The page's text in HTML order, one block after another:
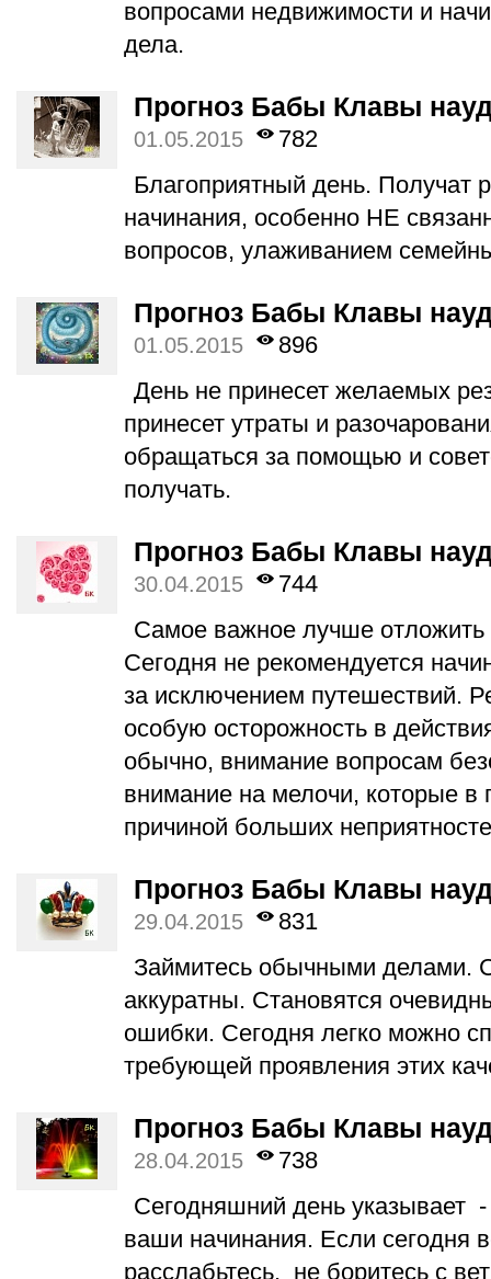
вопросами недвижимости и
дела.
Прогноз Бабы Клавы
01.05.2015
782
Благоприятный день. Получат
начинания, особенно НЕ
вопросов, улаживанием
Прогноз Бабы Клавы
01.05.2015
896
День не принесет желаемых
принесет утраты и
обращаться за помощью и
получать.
Прогноз Бабы Клавы
30.04.2015
744
Самое важное лучше отложить
Сегодня не рекомендуется
за исключением путешествий.
особую осторожность в
обычно, внимание вопросам
внимание на мелочи, которые в
причиной больших
Прогноз Бабы Клавы
29.04.2015
831
Займитесь обычными делами.
аккуратны. Становятся
ошибки. Сегодня легко можно
требующей проявления этих
Прогноз Бабы Клавы
28.04.2015
738
Сегодняшний день указывает -
ваши начинания. Если сегодня
расслабьтесь, не боритесь с